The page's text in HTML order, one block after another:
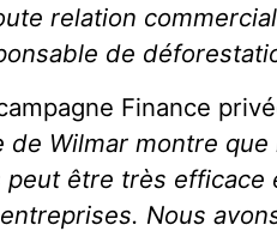
relation
de
Finance
de Wilmar montre
être très efficace
Nous